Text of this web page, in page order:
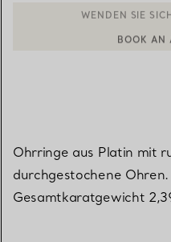
Ohrringe aus Platin mit
durchgestochene
Gesamtkaratgewicht